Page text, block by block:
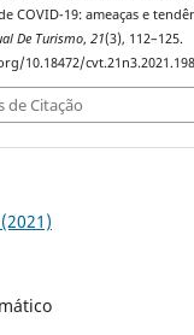
COVID-19: ameaças e
De Turismo,21(3), 112–125.
10.18472/
de Citação